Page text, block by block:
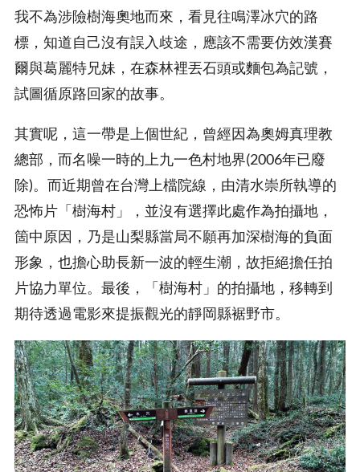
我不為涉險樹海奧地而來，看見往鳴澤冰穴的路
標，知道自己沒有誤入歧途，應該不需要仿效漢賽
爾與葛麗特兄妹，在森林裡丟石頭或麵包為記號，
試圖循原路回家的故事。
其實呢，這一帶是上個世紀，曾經因為奧姆真理教
總部，而名噪一時的上九一色村地界(2006年已廢
除)。而近期曾在台灣上檔院線，由清水崇所執導的
恐怖片「樹海村」，並沒有選擇此處作為拍攝地，
箇中原因，乃是山梨縣當局不願再加深樹海的負面
形象，也擔心助長新一波的輕生潮，故拒絕擔任拍
片協力單位。最後，「樹海村」的拍攝地，移轉到
期待透過電影來提振觀光的靜岡縣裾野市。